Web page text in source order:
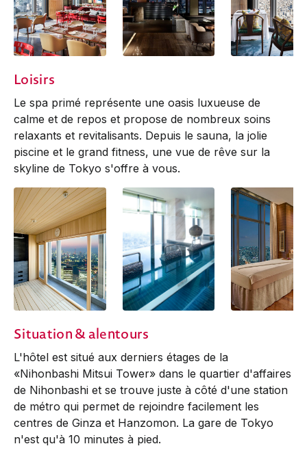
Loisirs
Le spa primé représente une oasis luxueuse de
calme et de repos et propose de nombreux soins
relaxants et revitalisants. Depuis le sauna, la jolie
piscine et le grand fitness, une vue de rêve sur la
skyline de Tokyo s'offre à vous.
Situation & alentours
L'hôtel est situé aux derniers étages de la
«Nihonbashi Mitsui Tower» dans le quartier d'affaires
de Nihonbashi et se trouve juste à côté d'une station
de métro qui permet de rejoindre facilement les
centres de Ginza et Hanzomon. La gare de Tokyo
n'est qu'à 10 minutes à pied.